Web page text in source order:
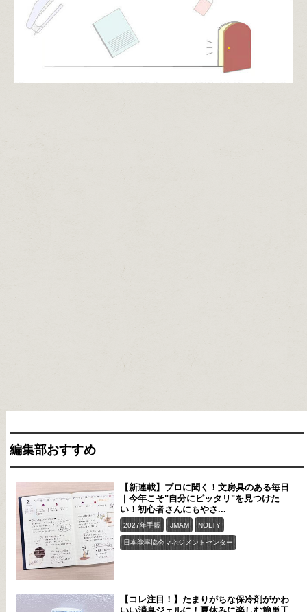
編集部おすすめ
【新連載】プロに聞く！文房具のある毎日
｜今年こそ"自分にピッタリ"を見つけた
い！初心者さんにもやさ...
2027年手帳 JMAM NOLTY
日本能率協会マネジメントセンター
【コレ注目！】たまりがちな保冷剤がかわ